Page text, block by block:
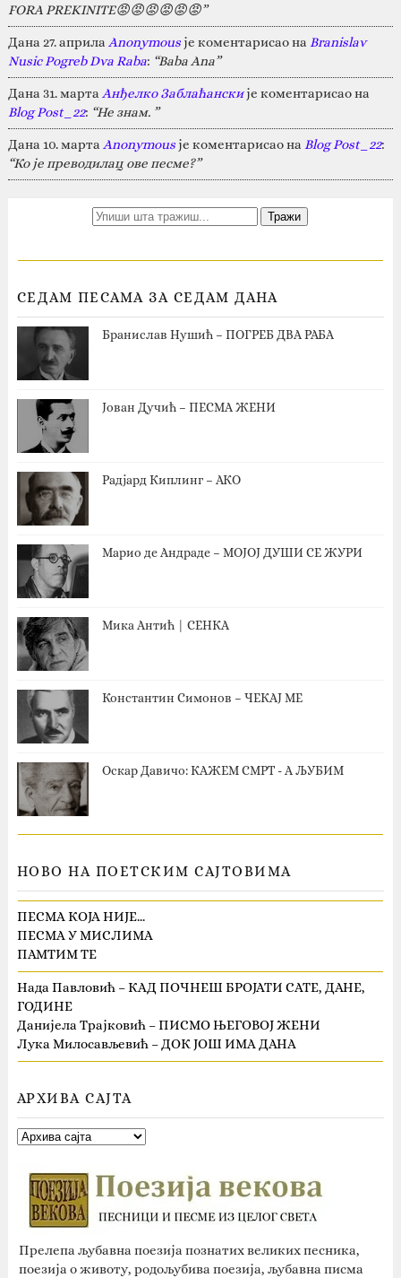
FORA PREKINITE😡😡😡😡😡😡”
Дана 27. априла Anonymousје коментарисао на Branislav
Nusic Pogreb Dva Raba: “Baba Ana”
Дана 31. марта Анђелко Заблаћанскије коментарисао на
Blog Post_22: “Не знам. ”
Дана 10. марта Anonymousје коментарисао на Blog Post_22:
“Ко је преводилац ове песме?”
СЕДАМ ПЕСАМА ЗА СЕДАМ ДАНА
Бранислав Нушић – ПОГРЕБ ДВА РАБА
Јован Дучић – ПЕСМА ЖЕНИ
Радјард Киплинг – АКО
Марио де Андраде – МОЈОЈ ДУШИ СЕ ЖУРИ
Мика Антић | СЕНКА
Константин Симонов – ЧЕКАЈ МЕ
Оскар Давичо‎: КАЖЕМ СМРТ - А ЉУБИМ
НОВО НА ПОЕТСКИМ САЈТОВИМА
ПЕСМА КОЈА НИЈЕ…
ПЕСМА У МИСЛИМА
ПАМТИМ ТЕ
Нада Павловић – КАД ПОЧНЕШ БРОЈАТИ САТЕ, ДАНЕ,
ГОДИНЕ
Данијела Трајковић – ПИСМО ЊЕГОВОЈ ЖЕНИ
Лука Милосављевић – ДОК ЈОШ ИМА ДАНА
АРХИВА САЈТА
Прелепа љубавна поезија познатих великих песника,
поезија о животу, родољубива поезија, љубавна писма